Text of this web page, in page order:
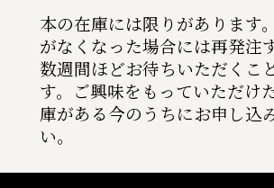
本の在庫には限りがあります
がなくなった場合には再発注
数週間ほどお待ちいただくこ
す。ご興味をもっていただけ
庫がある今のうちにお申し込
い。